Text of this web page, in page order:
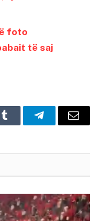
foto
të saj
Tumblr TelegramEmail